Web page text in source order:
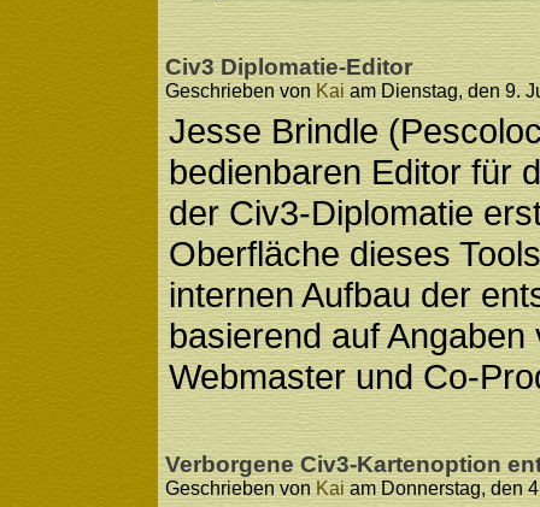
Civ3 Diplomatie-Editor
Geschrieben von Kai am Dienstag, den 9.
Jesse Brindle
bedienbaren Editor für
der Civ3-Diplomatie
Oberfläche dieses
internen Aufbau der
basierend auf Angaben
Webmaster und Co-
Verborgene Civ3-Kartenoption
Geschrieben vonKai am Donnerstag, den